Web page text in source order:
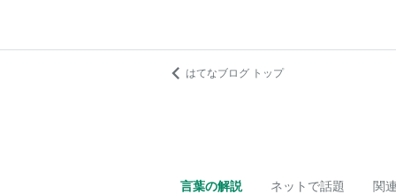
はてなブログ トップ
言葉の解説 ネットで話題 関